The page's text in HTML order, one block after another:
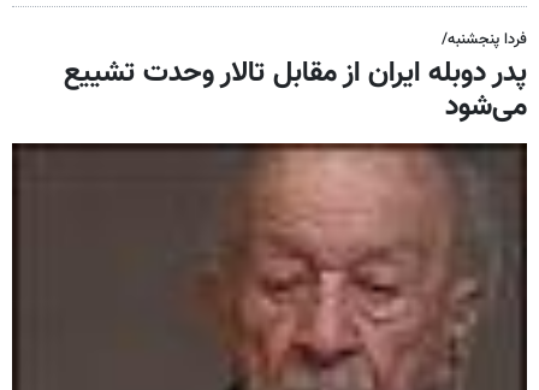
فردا پنجشنبه/
پدر دوبله ایران از مقابل تالار وحدت تشییع
می‌شود